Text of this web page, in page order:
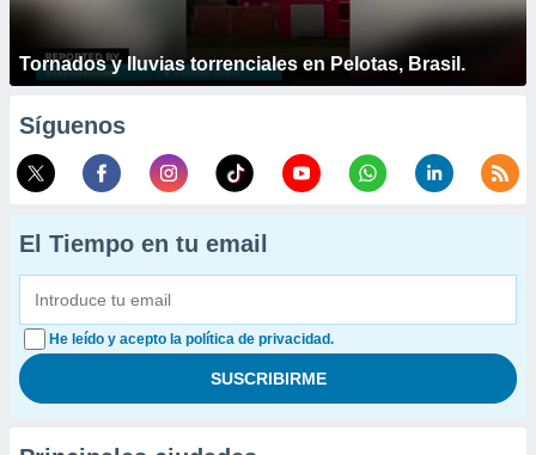
Tornados y lluvias torrenciales en Pelotas, Brasil.
Síguenos
El Tiempo en tu email
He leído y acepto la política de privacidad.